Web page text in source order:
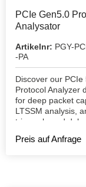
PCIe Gen5.0
Analysator
Artikelnr: PGY-
-PA
Discover our PCIe
Protocol Analyzer
for deep packet
LTSSM analysis,
trigger-based
Preis auf Anfrage